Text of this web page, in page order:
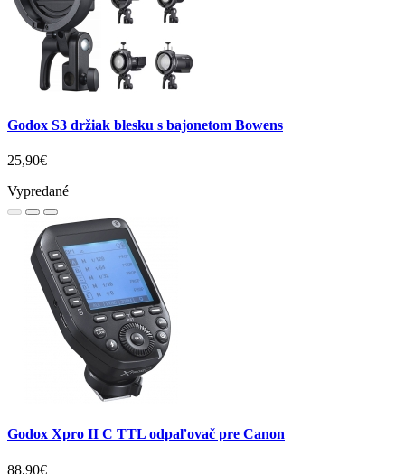
Godox S3 držiak blesku s bajonetom Bowens
25,90€
Vypredané
Godox Xpro II C TTL odpaľovač pre Canon
88,90€